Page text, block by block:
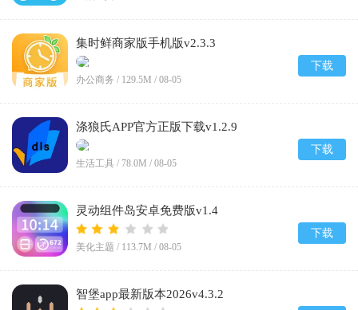
集时鲜商家版手机版v2.3.3
办公商务 / 129.5M / 08-05
下载
涤狼氏APP官方正版下载v1.2.9
生活工具 / 78.0M / 08-05
下载
灵动组件岛安卓免费版v1.4
美化主题 / 113.7M / 08-05
下载
智堡app最新版本2026v4.3.2